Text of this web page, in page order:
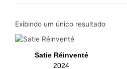
Exibindo um único resultado
Satie Réinventé
2024